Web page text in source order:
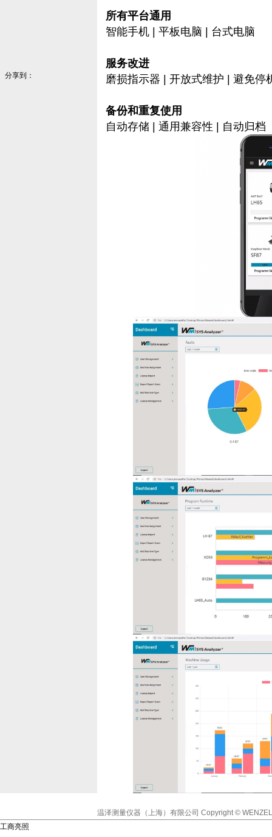
分享到：
所有平台通用
智能手机 | 平板电脑 | 台式电脑
服务改进
磨损指示器 | 开放式维护 | 避免停
备份和重复使用
自动存储 | 通用兼容性 | 自动归档
温泽测量仪器（上海）有限公司 Copyright ©
工商亮照